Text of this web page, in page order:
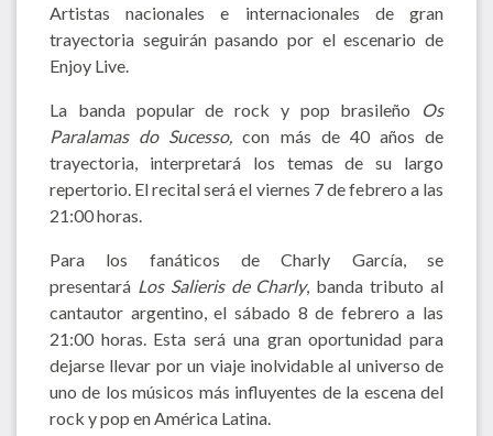
Artistas nacionales e internacionales de gran
trayectoria seguirán pasando por el escenario de
Enjoy Live.
La banda popular de rock y pop brasileño
Os
Paralamas do Sucesso, con más de 40 años de
trayectoria, interpretará los temas de su largo
repertorio. El recital será el viernes 7 de febrero a las
21:00 horas.
Para los fanáticos de Charly García, se
presentará Los Salieris de Charly, banda tributo al
cantautor argentino, el sábado 8 de febrero a las
21:00 horas. Esta será una gran oportunidad para
dejarse llevar por un viaje inolvidable al universo de
uno de los músicos más influyentes de la escena del
rock y pop en América Latina.